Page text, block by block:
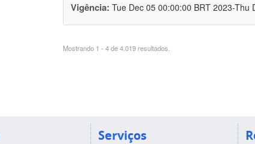
Vigência: Tue Dec 05 00:00:00 BRT 2023-Thu
Mostrando 1 - 4 de 4.019 resultados.
Serviços